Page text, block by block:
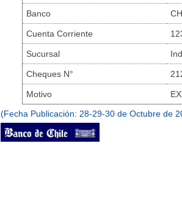
Banco
Cuenta Corriente
Sucursal
Cheques N°
Motivo
(Fecha Publicación: 28-29-30 de Octubre de